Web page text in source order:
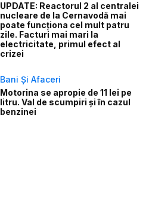
UPDATE: Reactorul 2 al centralei
nucleare de la Cernavodă mai
poate funcționa cel mult patru
zile. Facturi mai mari la
electricitate, primul efect al
crizei
Bani Și Afaceri
Motorina se apropie de 11 lei pe
litru. Val de scumpiri și în cazul
benzinei